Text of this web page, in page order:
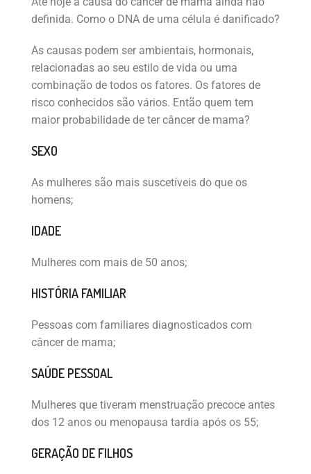
definida. Como o DNA de uma célula é danificado?
As causas podem ser ambientais, hormonais,
relacionadas ao seu estilo de vida ou uma
combinação de todos os fatores. Os fatores de
risco conhecidos são vários. Então quem tem
maior probabilidade de ter câncer de mama?
SEXO
As mulheres são mais suscetíveis do que os
homens;
IDADE
Mulheres com mais de 50 anos;
HISTÓRIA FAMILIAR
Pessoas com familiares diagnosticados com
câncer de mama;
SAÚDE PESSOAL
Mulheres que tiveram menstruação precoce antes
dos 12 anos ou menopausa tardia após os 55;
GERAÇÃO DE FILHOS